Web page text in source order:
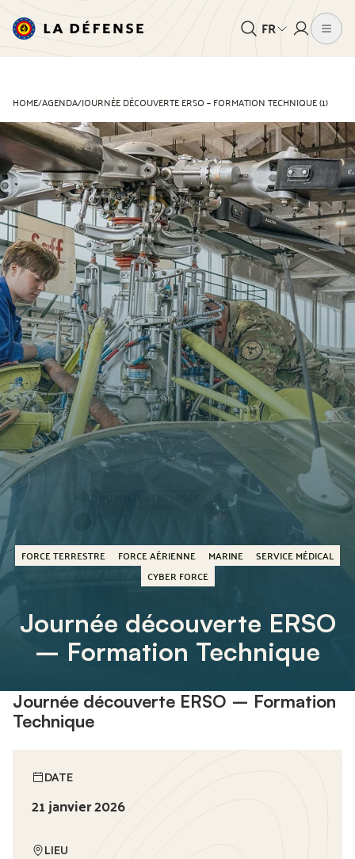
FR
HOME/AGENDA/JOURNÉE DÉCOUVERTE ERSO – FORMATION TECHNIQUE (1)
FORCE TERRESTRE FORCE AÉRIENNE MARINE
SERVICE MÉDICAL
CYBER FORCE
Journée découverte ERSO
– Formation Technique
Journée découverte ERSO – Formation
Technique
DATE
21 janvier 2026
LIEU